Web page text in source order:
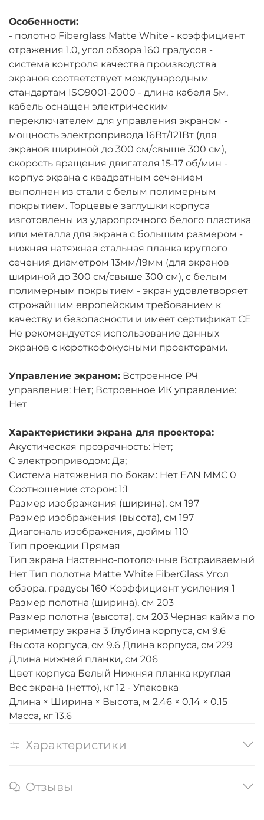
Особенности:
- полотно Fiberglass Matte White - коэффициент
отражения 1.0, угол обзора 160 градусов -
система контроля качества производства
экранов соответствует международным
стандартам ISO9001-2000 - длина кабеля 5м,
кабель оснащен электрическим
переключателем для управления экраном -
мощность электропривода 16Вт/121Вт (для
экранов шириной до 300 см/свыше 300 см),
скорость вращения двигателя 15-17 об/мин -
корпус экрана с квадратным сечением
выполнен из стали с белым полимерным
покрытием. Торцевые заглушки корпуса
изготовлены из ударопрочного белого пластика
или металла для экрана с большим размером -
нижняя натяжная стальная планка круглого
сечения диаметром 13мм/19мм (для экранов
шириной до 300 см/свыше 300 см), с белым
полимерным покрытием - экран удовлетворяет
строжайшим европейским требованием к
качеству и безопасности и имеет сертификат СЕ
Не рекомендуется использование данных
экранов с короткофокусными проекторами.
Управление экраном: Встроенное РЧ
управление: Нет; Встроенное ИК управление:
Нет
Характеристики экрана для проектора:
Акустическая прозрачность: Нет;
С электроприводом: Да;
Система натяжения по бокам: Нет EAN MMC 0
Соотношение сторон: 1:1
Размер изображения (ширина), см 197
Размер изображения (высота), см 197
Диагональ изображения, дюймы 110
Тип проекции Прямая
Тип экрана Настенно-потолочные Встраиваемый
Нет Тип полотна Matte White FiberGlass Угол
обзора, градусы 160 Коэффициент усиления 1
Размер полотна (ширина), см 203
Размер полотна (высота), см 203 Черная кайма по
периметру экрана 3 Глубина корпуса, см 9.6
Высота корпуса, см 9.6 Длина корпуса, см 229
Длина нижней планки, см 206
Цвет корпуса Белый Нижняя планка круглая
Вес экрана (нетто), кг 12 - Упаковка
Длина × Ширина × Высота, м 2.46 × 0.14 × 0.15
Масса, кг 13.6
Характеристики
Отзывы